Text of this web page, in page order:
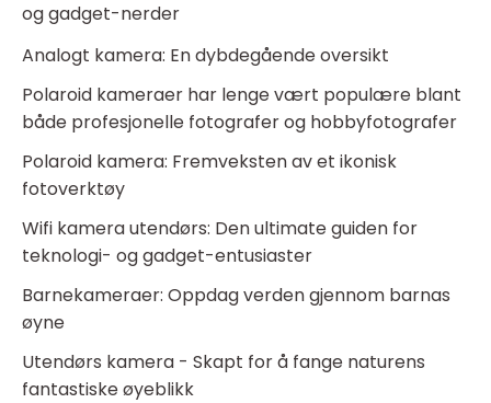
og gadget-nerder
Analogt kamera: En dybdegående oversikt
Polaroid kameraer har lenge vært populære blant
både profesjonelle fotografer og hobbyfotografer
Polaroid kamera: Fremveksten av et ikonisk
fotoverktøy
Wifi kamera utendørs: Den ultimate guiden for
teknologi- og gadget-entusiaster
Barnekameraer: Oppdag verden gjennom barnas
øyne
Utendørs kamera - Skapt for å fange naturens
fantastiske øyeblikk